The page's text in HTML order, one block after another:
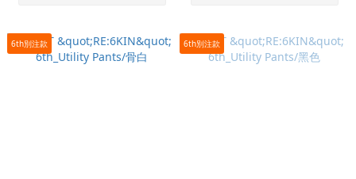
6th別注款 6th別注款